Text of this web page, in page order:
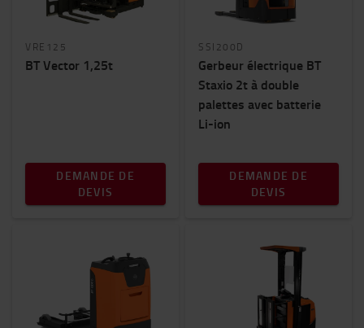
VRE125
BT Vector 1,25t
DEMANDE DE
DEVIS
SSI200D
Gerbeur électrique BT
Staxio 2t à double
palettes avec batterie
Li-ion
DEMANDE DE
DEVIS